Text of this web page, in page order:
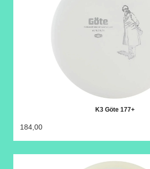
K3 Göte 177+
184,00